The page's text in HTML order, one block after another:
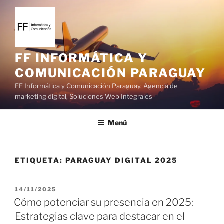
l
FF INFORMÁTICA Y
COMUNICACIÓN PARAGUAY
FF Informática y Comunicación Paraguay. Agencia de
marketing digital, Soluciones Web Integrales
Menú
ETIQUETA: PARAGUAY DIGITAL 2025
P
U
B
L
14/11/2025
Cómo potenciar su presencia en 2025:
Estrategias clave para destacar en el